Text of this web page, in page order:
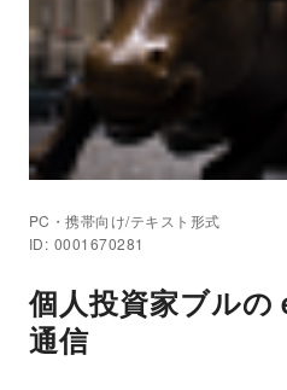
PC・携帯向け/テキスト形式
ID: 0001670281
個人投資家ブルの
通信